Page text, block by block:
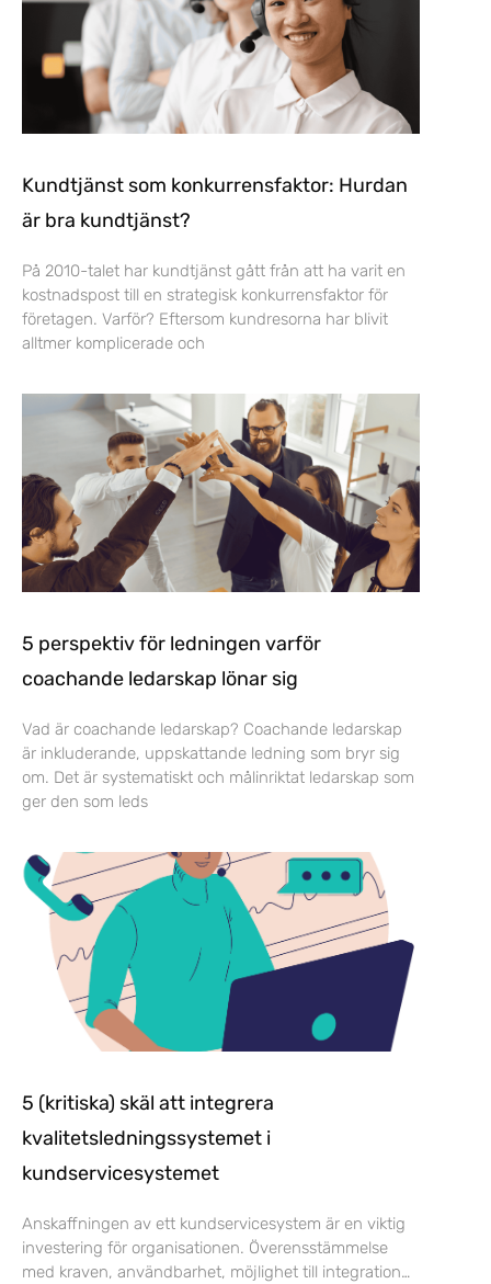
Kundtjänst som konkurrensfaktor: Hurdan
är bra kundtjänst?
På 2010-talet har kundtjänst gått från att ha varit en
kostnadspost till en strategisk konkurrensfaktor för
företagen. Varför? Eftersom kundresorna har blivit
alltmer komplicerade och
5 perspektiv för ledningen varför
coachande ledarskap lönar sig
Vad är coachande ledarskap? Coachande ledarskap
är inkluderande, uppskattande ledning som bryr sig
om. Det är systematiskt och målinriktat ledarskap som
ger den som leds
5 (kritiska) skäl att integrera
kvalitetsledningssystemet i
kundservicesystemet
Anskaffningen av ett kundservicesystem är en viktig
investering för organisationen. Överensstämmelse
med kraven, användbarhet, möjlighet till integration…